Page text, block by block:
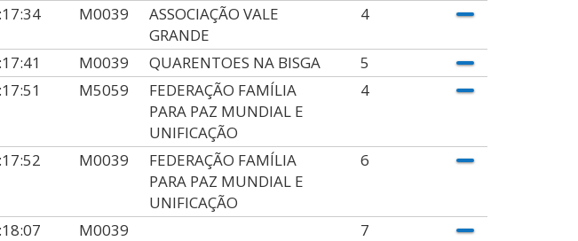
M0039
ASSOCIAÇÃO VALE
GRANDE
4
M0039 QUARENTOES NA BISGA
5
M5059
FEDERAÇÃO FAMÍLIA
PARA PAZ MUNDIAL E
UNIFICAÇÃO
4
M0039
FEDERAÇÃO FAMÍLIA
PARA PAZ MUNDIAL E
UNIFICAÇÃO
6
M0039
7